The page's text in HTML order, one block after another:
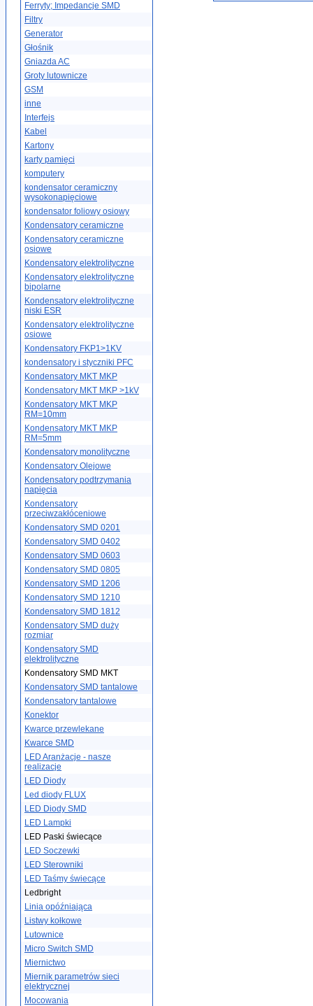
Ferryty; Impedancje SMD
Filtry
Generator
Głośnik
Gniazda AC
Groty lutownicze
GSM
inne
Interfejs
Kabel
Kartony
karty pamięci
komputery
kondensator ceramiczny
wysokonapięciowe
kondensator foliowy osiowy
Kondensatory ceramiczne
Kondensatory ceramiczne
osiowe
Kondensatory elektrolityczne
Kondensatory elektrolityczne
bipolarne
Kondensatory elektrolityczne
niski ESR
Kondensatory elektrolityczne
osiowe
Kondensatory FKP1>1KV
kondensatory i styczniki PFC
Kondensatory MKT MKP
Kondensatory MKT MKP >1kV
Kondensatory MKT MKP
RM=10mm
Kondensatory MKT MKP
RM=5mm
Kondensatory monolityczne
Kondensatory Olejowe
Kondensatory podtrzymania
napięcia
Kondensatory
przeciwzakłóceniowe
Kondensatory SMD 0201
Kondensatory SMD 0402
Kondensatory SMD 0603
Kondensatory SMD 0805
Kondensatory SMD 1206
Kondensatory SMD 1210
Kondensatory SMD 1812
Kondensatory SMD duży
rozmiar
Kondensatory SMD
elektrolityczne
Kondensatory SMD MKT
Kondensatory SMD tantalowe
Kondensatory tantalowe
Konektor
Kwarce przewlekane
Kwarce SMD
LED Aranżacje - nasze
realizacje
LED Diody
Led diody FLUX
LED Diody SMD
LED Lampki
LED Paski świecące
LED Soczewki
LED Sterowniki
LED Taśmy świecące
Ledbright
Linia opóźniająca
Listwy kołkowe
Lutownice
Micro Switch SMD
Miernictwo
Miernik parametrów sieci
elektrycznej
Mocowania